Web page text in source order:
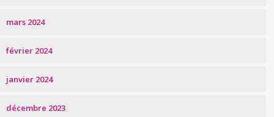
mars 2024
février 2024
janvier 2024
décembre 2023